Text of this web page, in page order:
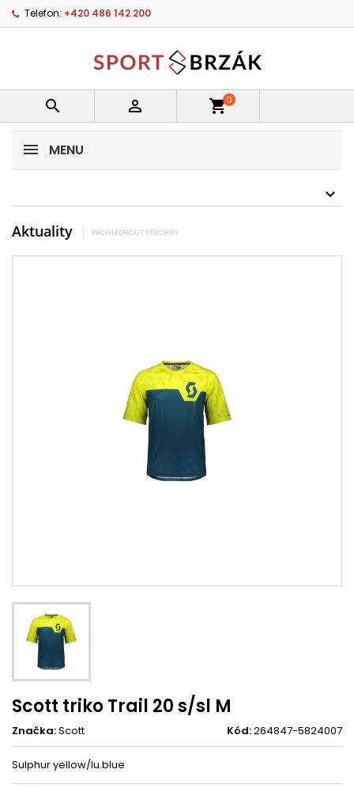
Telefon: +420 486 142 200
  shopping_cart0
MENU
Aktuality PROHLÉDNOUT VŠECHNY
Scott triko Trail 20 s/sl M
Značka:Scott Kód:264847-5824007
Sulphur yellow/lu.blue